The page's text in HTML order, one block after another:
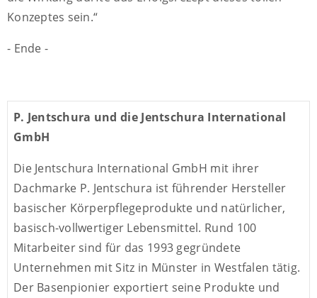
Konzeptes sein.“
- Ende -
P. Jentschura und die Jentschura International
GmbH
Die Jentschura International GmbH mit ihrer
Dachmarke P. Jentschura ist führender Hersteller
basischer Körperpflegeprodukte und natürlicher,
basisch-vollwertiger Lebensmittel. Rund 100
Mitarbeiter sind für das 1993 gegründete
Unternehmen mit Sitz in Münster in Westfalen tätig.
Der Basenpionier exportiert seine Produkte und